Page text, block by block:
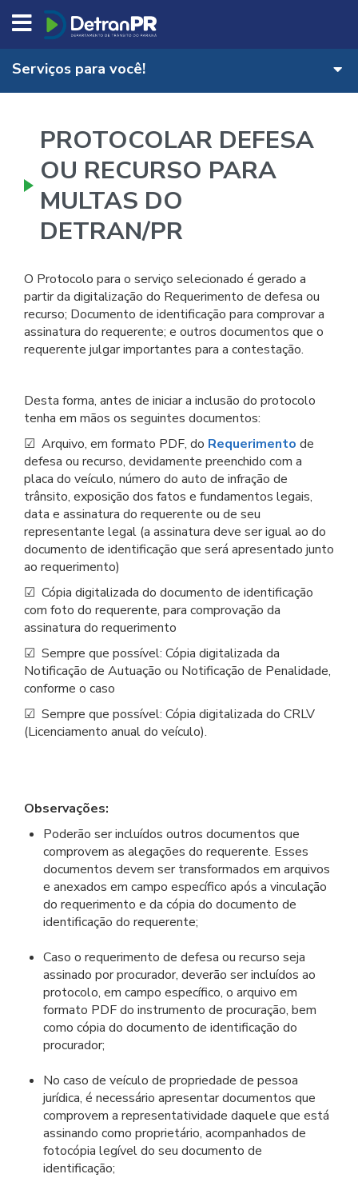
DETRAN/PR
Serviços para você!
PROTOCOLAR DEFESA
OU RECURSO PARA
MULTAS DO
DETRAN/PR
O Protocolo para o serviço selecionado é gerado a
partir da digitalização do Requerimento de defesa ou
recurso; Documento de identificação para comprovar a
assinatura do requerente; e outros documentos que o
requerente julgar importantes para a contestação.
Desta forma, antes de iniciar a inclusão do protocolo
tenha em mãos os seguintes documentos:
☑ Arquivo, em formato PDF, do Requerimento de
defesa ou recurso, devidamente preenchido com a
placa do veículo, número do auto de infração de
trânsito, exposição dos fatos e fundamentos legais,
data e assinatura do requerente ou de seu
representante legal (a assinatura deve ser igual ao do
documento de identificação que será apresentado junto
ao requerimento)
☑ Cópia digitalizada do documento de identificação
com foto do requerente, para comprovação da
assinatura do requerimento
☑ Sempre que possível: Cópia digitalizada da
Notificação de Autuação ou Notificação de Penalidade,
conforme o caso
☑ Sempre que possível: Cópia digitalizada do CRLV
(Licenciamento anual do veículo).
Observações:
Poderão ser incluídos outros documentos que
comprovem as alegações do requerente. Esses
documentos devem ser transformados em arquivos
e anexados em campo específico após a vinculação
do requerimento e da cópia do documento de
identificação do requerente;
Caso o requerimento de defesa ou recurso seja
assinado por procurador, deverão ser incluídos ao
protocolo, em campo específico, o arquivo em
formato PDF do instrumento de procuração, bem
como cópia do documento de identificação do
procurador;
No caso de veículo de propriedade de pessoa
jurídica, é necessário apresentar documentos que
comprovem a representatividade daquele que está
assinando como proprietário, acompanhados de
fotocópia legível do seu documento de
identificação;